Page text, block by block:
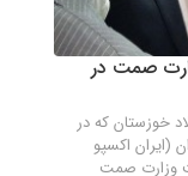
صمت در
خوزستان که در
(ایران اکسپو
وزارت صمت